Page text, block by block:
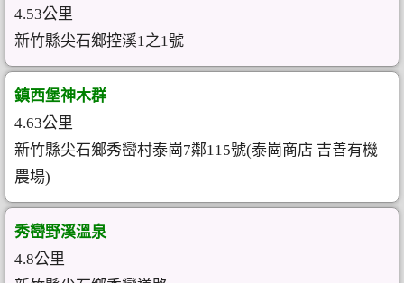
4.53公里
新竹縣尖石鄉控溪1之1號
鎮西堡神木群
4.63公里
新竹縣尖石鄉秀巒村泰崗7鄰115號(泰崗商店 吉善有機
農場)
秀巒野溪溫泉
4.8公里